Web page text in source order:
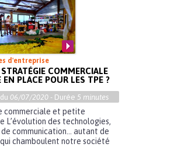
d'entreprise
COMMERCIALE
EN PLACE POUR LES TPE ?
06/07/2020 - Durée 5 minutes
commerciale et petite
L’évolution des technologies,
de communication… autant de
chamboulent notre société